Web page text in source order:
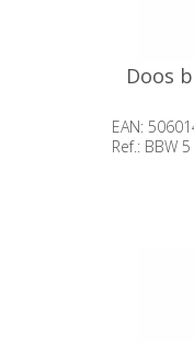
Doos
EAN:
Ref.: BBW 5